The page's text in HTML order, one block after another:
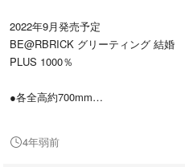
2022年9月発売予定
BE@RBRICK グリーティング 結婚
PLUS 1000％
●各全高約700mm
●衣装パーツを付属したSPECIAL Ver.!!
4年弱前